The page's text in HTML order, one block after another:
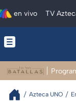
en vivo TV
Azteca UNO